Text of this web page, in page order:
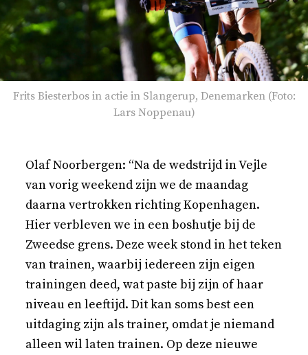
Frits Biesterbos in actie in Slangerup, Denemarken (Foto:
Lars Noppenau)
Olaf Noorbergen: “Na de wedstrijd in Vejle
van vorig weekend zijn we de maandag
daarna vertrokken richting Kopenhagen.
Hier verbleven we in een boshutje bij de
Zweedse grens. Deze week stond in het teken
van trainen, waarbij iedereen zijn eigen
trainingen deed, wat paste bij zijn of haar
niveau en leeftijd. Dit kan soms best een
uitdaging zijn als trainer, omdat je niemand
alleen wil laten trainen. Op deze nieuwe